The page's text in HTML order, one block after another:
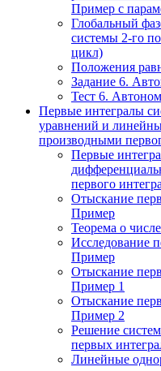
Пример с
Глобальный
системы 2-го
цикл)
Положения
Задание 6.
Тест 6.
Первые интегралы
уравнений и
производными
Первые
первого
Отыскание
Пример
Теорема о
Исследование
Пример
Отыскание
Пример 1
Отыскание
Пример 2
Решение
первых
Линейные